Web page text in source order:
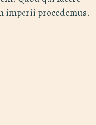
imperii procedemus.